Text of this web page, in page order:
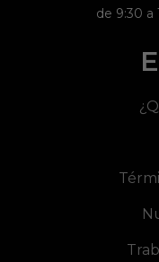
de 9:30 a